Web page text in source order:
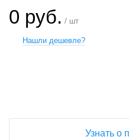
0 руб. / шт
Нашли дешевле?
Узнать о